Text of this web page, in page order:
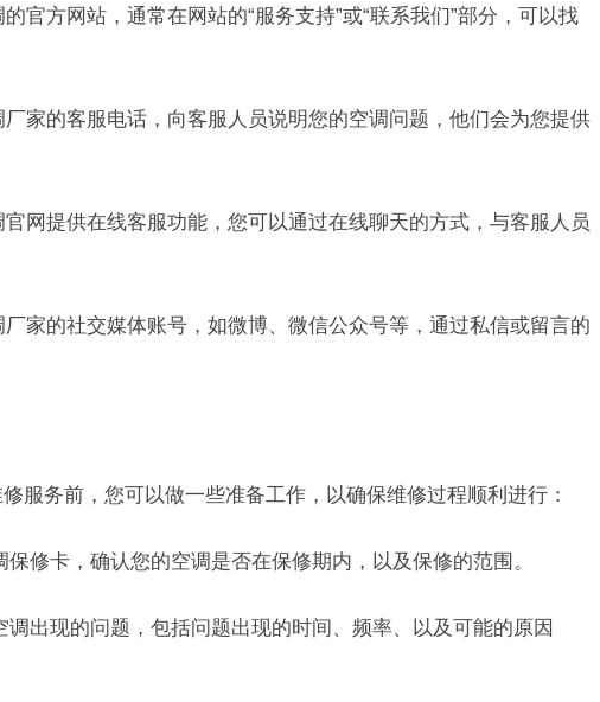
官方网站，通常在网站的“服务支持”或“联系我们”部分，可以找
家的客服电话，向客服人员说明您的空调问题，他们会为您提供
网提供在线客服功能，您可以通过在线聊天的方式，与客服人员
家的社交媒体账号，如微博、微信公众号等，通过私信或留言的
服务前，您可以做一些准备工作，以确保维修过程顺利进行：
修卡，确认您的空调是否在保修期内，以及保修的范围。
出现的问题，包括问题出现的时间、频率、以及可能的原因